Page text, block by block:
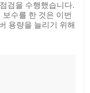
검을 수행했습니다.
수를 한 것은 이번
용량을 늘리기 위해